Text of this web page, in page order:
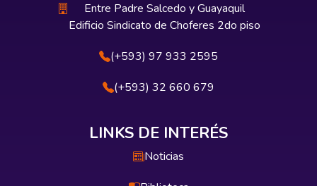
Entre Padre Salcedo y Guayaquil
Edificio Sindicato de Choferes 2do piso
(+593) 97 933 2595
(+593) 32 660 679
LINKS DE INTERÉS
Noticias